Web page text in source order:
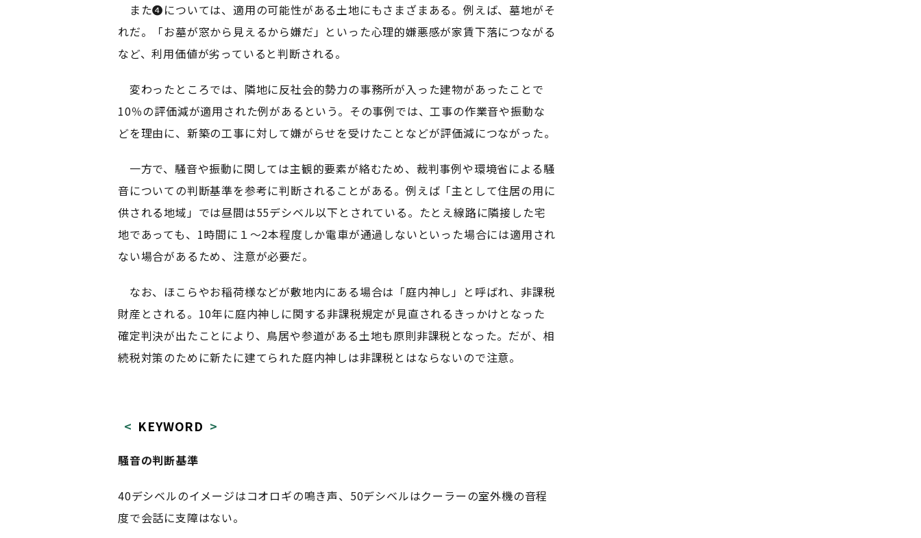
また❹については、適用の可能性がある土地にもさまざまある。例えば、墓地がそ
れだ。「お墓が窓から見えるから嫌だ」といった心理的嫌悪感が家賃下落につながる
など、利用価値が劣っていると判断される。
変わったところでは、隣地に反社会的勢力の事務所が入った建物があったことで
10％の評価減が適用された例があるという。その事例では、工事の作業音や振動な
どを理由に、新築の工事に対して嫌がらせを受けたことなどが評価減につながった。
一方で、騒音や振動に関しては主観的要素が絡むため、裁判事例や環境省による騒
音についての判断基準を参考に判断されることがある。例えば「主として住居の用に
供される地域」では昼間は55デシベル以下とされている。たとえ線路に隣接した宅
地であっても、1時間に１～2本程度しか電車が通過しないといった場合には適用され
ない場合があるため、注意が必要だ。
なお、ほこらやお稲荷様などが敷地内にある場合は「庭内神し」と呼ばれ、非課税
財産とされる。10年に庭内神しに関する非課税規定が見直されるきっかけとなった
確定判決が出たことにより、鳥居や参道がある土地も原則非課税となった。だが、相
続税対策のために新たに建てられた庭内神しは非課税とはならないので注意。
KEYWORD
騒音の判断基準
40デシベルのイメージはコオロギの鳴き声、50デシベルはクーラーの室外機の音程
度で会話に支障はない。